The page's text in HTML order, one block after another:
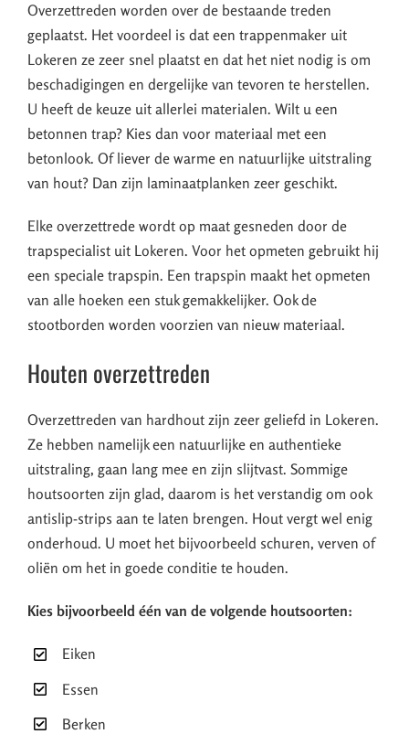
Overzettreden worden over de bestaande treden
geplaatst. Het voordeel is dat een trappenmaker uit
Lokeren ze zeer snel plaatst en dat het niet nodig is om
beschadigingen en dergelijke van tevoren te herstellen.
U heeft de keuze uit allerlei materialen. Wilt u een
betonnen trap? Kies dan voor materiaal met een
betonlook. Of liever de warme en natuurlijke uitstraling
van hout? Dan zijn laminaatplanken zeer geschikt.
Elke overzettrede wordt op maat gesneden door de
trapspecialist uit Lokeren. Voor het opmeten gebruikt hij
een speciale trapspin. Een trapspin maakt het opmeten
van alle hoeken een stuk gemakkelijker. Ook de
stootborden worden voorzien van nieuw materiaal.
Houten overzettreden
Overzettreden van hardhout zijn zeer geliefd in Lokeren.
Ze hebben namelijk een natuurlijke en authentieke
uitstraling, gaan lang mee en zijn slijtvast. Sommige
houtsoorten zijn glad, daarom is het verstandig om ook
antislip-strips aan te laten brengen. Hout vergt wel enig
onderhoud. U moet het bijvoorbeeld schuren, verven of
oliën om het in goede conditie te houden.
Kies bijvoorbeeld één van de volgende houtsoorten:
Eiken
Essen
Berken